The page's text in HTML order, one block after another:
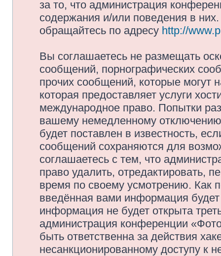
за то, что администрация
содержания и/или поведения в
обращайтесь по адресу http://
Вы соглашаетесь не размещать
сообщений, порнографических
прочих сообщений, которые могут
которая предоставляет услуги
международное право. Попытки
вашему немедленному
будет поставлен в известность,
сообщений сохраняются для
соглашаетесь с тем, что
право удалить, отредактировать,
время по своему усмотрению. Как
введённая вами информация
информация не будет открыта
администрация конференции
быть ответственна за действия
несанкционированному доступу к